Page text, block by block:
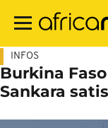
contenu
INFOS
Burkina
Sankara